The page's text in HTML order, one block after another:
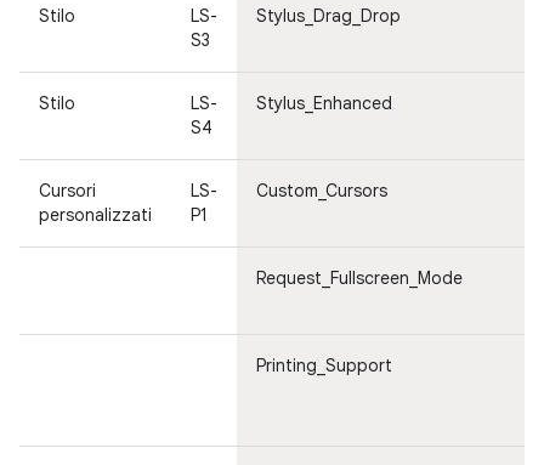
Stilo
LS-
S3
Stylus_Drag_Drop
Stilo
LS-
S4
Stylus_Enhanced
Cursori
personalizzati
LS-
P1
Custom_Cursors
Request_Fullscreen_Mode
Printing_Support